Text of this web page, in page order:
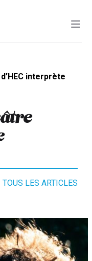
interprète
TOUS LES ARTICLES